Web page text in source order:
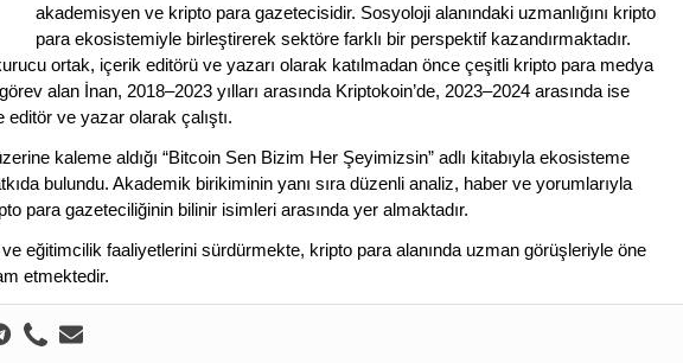
akademisyen ve kripto para gazetecisidir. Sosyoloji alanındaki uzmanlığını kripto
para ekosistemiyle birleştirerek sektöre farklı bir perspektif kazandırmaktadır.
ortak, içerik editörü ve yazarı olarak katılmadan önce çeşitli kripto para medya
alan İnan, 2018–2023 yılları arasında Kriptokoin’de, 2023–2024 arasında ise
editör ve yazar olarak çalıştı.
kaleme aldığı “Bitcoin Sen Bizim Her Şeyimizsin” adlı kitabıyla ekosisteme
bulundu. Akademik birikiminin yanı sıra düzenli analiz, haber ve yorumlarıyla
para gazeteciliğinin bilinir isimleri arasında yer almaktadır.
ve eğitimcilik faaliyetlerini sürdürmekte, kripto para alanında uzman görüşleriyle öne
etmektedir.